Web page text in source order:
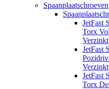
Spaanplaatschroeven
JetFast
Torx
Verzinkt
JetFast
Verzinkt
JetFast
Torx